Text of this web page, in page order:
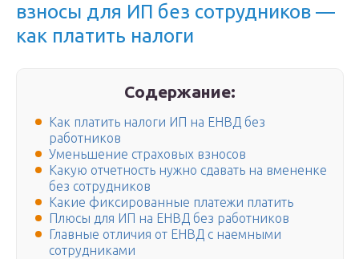
взносы для ИП без сотрудников —
как платить налоги
Содержание:
Как платить налоги ИП на ЕНВД без
работников
Уменьшение страховых взносов
Какую отчетность нужно сдавать на вмененке
без сотрудников
Какие фиксированные платежи платить
Плюсы для ИП на ЕНВД без работников
Главные отличия от ЕНВД с наемными
сотрудниками